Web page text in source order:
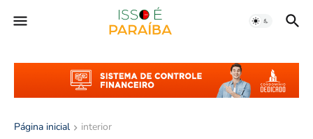
Página inicial interior